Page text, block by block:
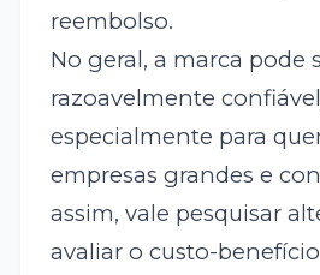
reembolso.
No geral, a marca pode
razoavelmente
especialmente para
empresas grandes e
assim, vale pesquisar
avaliar o custo-